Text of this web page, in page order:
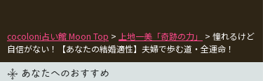
cocoloni占い館 Moon Top > 上地一美「奇跡の力」
> 憧れるけど
自信がない！【あなたの結婚適性】夫婦で歩む道・全運命！
あなたへのおすすめ